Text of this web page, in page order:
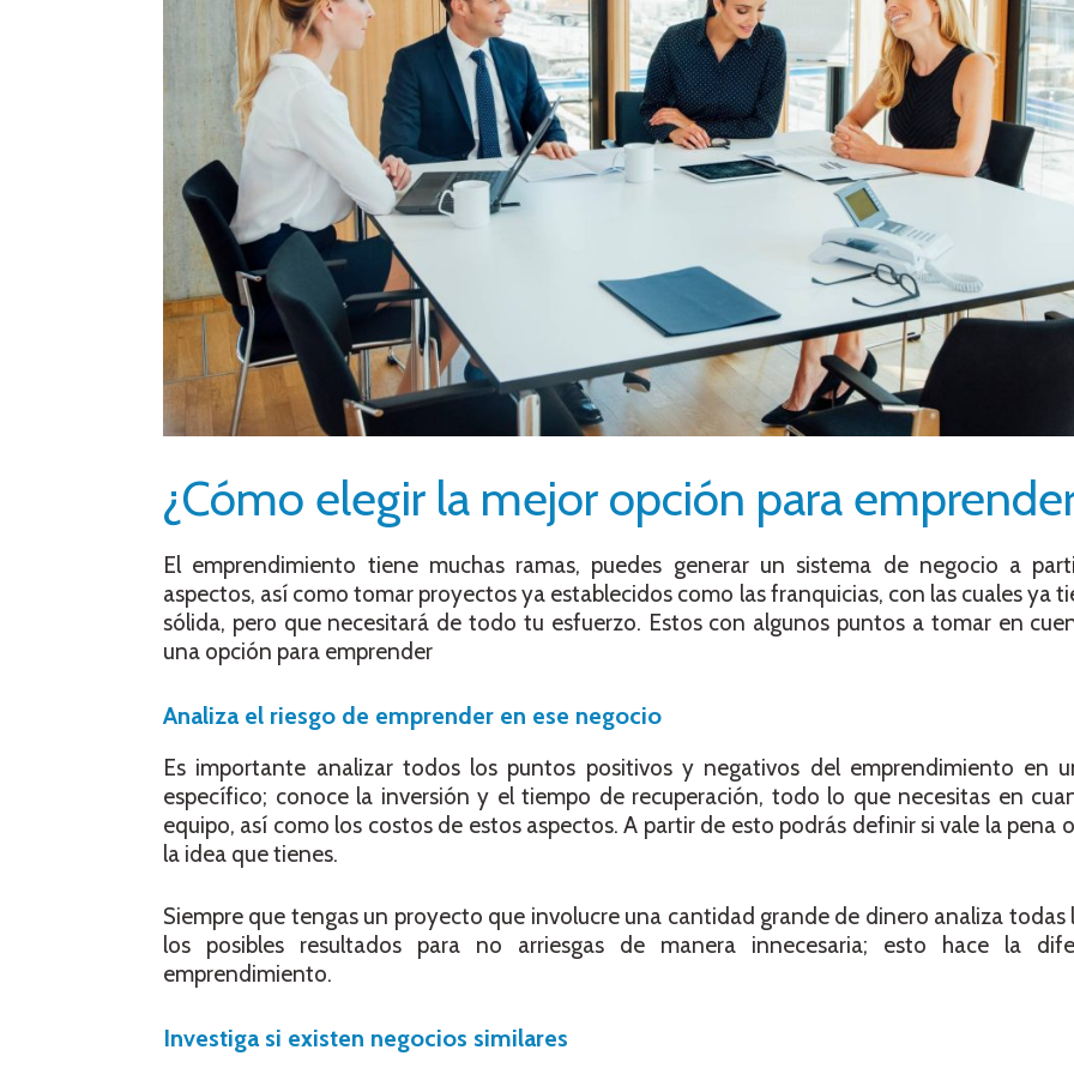
¿Cómo elegir la mejor opción para
El emprendimiento tiene muchas ramas, puedes generar un sistema de negocio a
aspectos, así como tomar proyectos ya establecidos como las franquicias, con las cuales ya
sólida, pero que necesitará de todo tu esfuerzo. Estos con algunos puntos a tomar en
una opción para emprender
Analiza el riesgo de emprender en ese negocio
Es importante analizar todos los puntos positivos y negativos del emprendimiento en
específico; conoce la inversión y el tiempo de recuperación, todo lo que necesitas en
equipo, así como los costos de estos aspectos. A partir de esto podrás definir si vale la pena
la idea que tienes.
Siempre que tengas un proyecto que involucre una cantidad grande de dinero analiza todas
los posibles resultados para no arriesgas de manera innecesaria; esto hace la
emprendimiento.
Investiga si existen negocios similares